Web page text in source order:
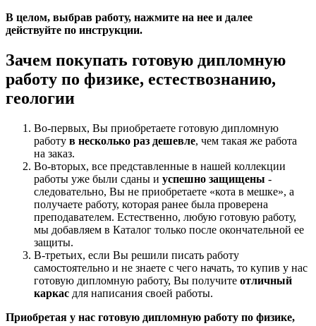
В целом, выбрав работу, нажмите на нее и далее
действуйте по инструкции.
Зачем покупать готовую дипломную
работу по физике, естествознанию,
геологии
Во-первых, Вы приобретаете готовую дипломную
работу в несколько раз дешевле, чем такая же работа
на заказ.
Во-вторых, все представленные в нашей коллекции
работы уже были сданы и успешно защищены -
следовательно, Вы не приобретаете «кота в мешке», а
получаете работу, которая ранее была проверена
преподавателем. Естественно, любую готовую работу,
мы добавляем в Каталог только после окончательной ее
защиты.
В-третьих, если Вы решили писать работу
самостоятельно и не знаете с чего начать, то купив у нас
готовую дипломную работу, Вы получите отличный
каркас для написания своей работы.
Приобретая у нас готовую дипломную работу по физике,